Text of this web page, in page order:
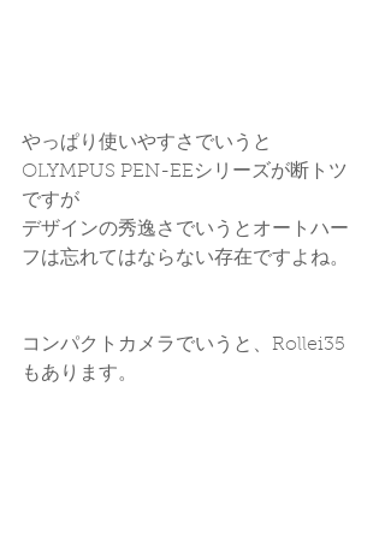
やっぱり使いやすさでいうと
OLYMPUS PEN-EEシリーズが断トツ
ですが
デザインの秀逸さでいうとオートハー
フは忘れてはならない存在ですよね。
コンパクトカメラでいうと、Rollei35
もあります。